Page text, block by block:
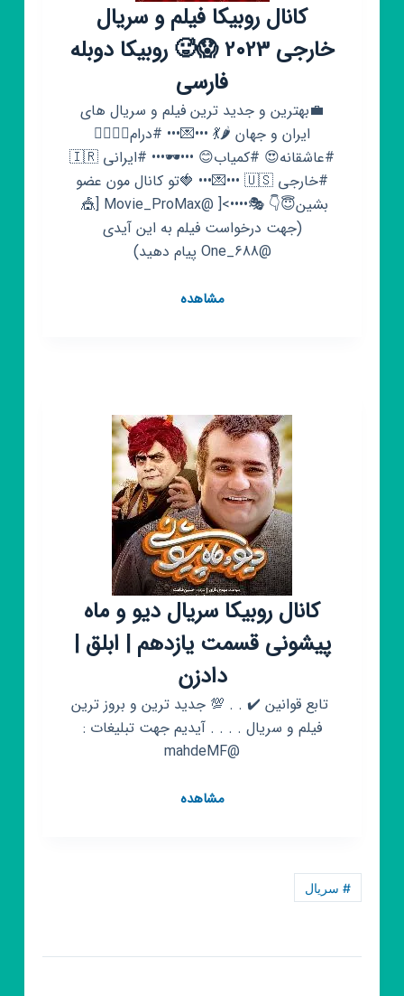
کانال روبیکا فیلم و سریال
خارجی 2023 😱🥵‌ روبیکا دوبله
فارسی
💼بهترین و جدید ترین فیلم و سریال های
ایران و جهان 🌶💃 •••💌••• #درام👩‍❤️‍💋‍👨
#عاشقانه😍 #کمیاب😊 •••🕶••• #ایرانی 🇮🇷
#خارجی 🇺🇸 •••💌••• 🍓تو کانال مون عضو
بشین😇👇 ‌‌🎭••••>[ @Movie_ProMax [🎪‌ ‌
(جهت درخواست فیلم به این آیدی
@One_688 پیام دهید)
مشاهدهکانال
2023
😱
🥵‌
روبیکا
دوبله
فارسی
کانال روبیکا سریال دیو و ماه
پیشونی قسمت یازدهم | ابلق |
دادزن
‌‌ ‌تابع قوانین ✔️ . . 💯 جدید ترین و بروز ترین
فیلم و سریال . . . . آیدیم ‌جهت تبلیغات :
@mahdeMF
مشاهدهکانال
# سریال